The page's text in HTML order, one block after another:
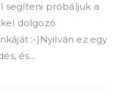
segíteni próbáljuk a
dolgozó
:-)Nyilván ez egy
és...